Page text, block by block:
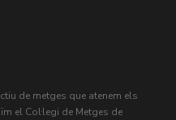
de metges que atenem els
el Col·legi de Metges de